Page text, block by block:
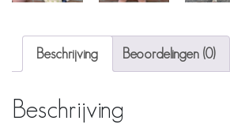
Beschrijving Beoordelingen (0)
Beschrijving